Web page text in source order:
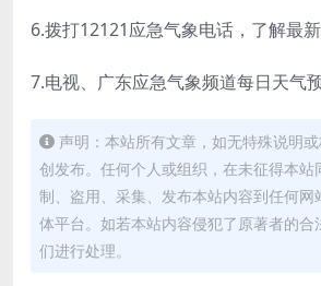
6.拨打12121应急气象电话，了解最新
7.电视、广东应急气象频道每日天气预
声明：本站所有文章，如无特殊说明
创发布。任何个人或组织，在未征得本站
制、盗用、采集、发布本站内容到任何网
体平台。如若本站内容侵犯了原著者的合
们进行处理。